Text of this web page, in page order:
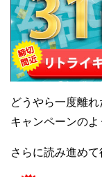
どうやら一度離
キャンペーンのよ
さらに読み進め